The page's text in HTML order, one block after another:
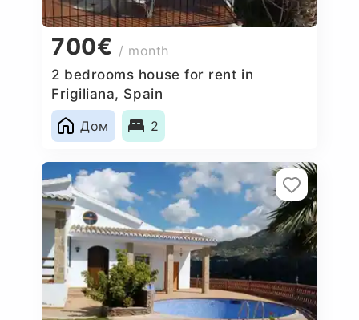
700€ / month
2 bedrooms house for rent in
Frigiliana, Spain
Дом
2